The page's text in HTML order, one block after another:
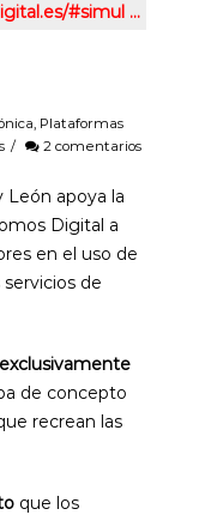
#simul …
, Plataformas
/ 2 comentarios
León apoya la
Digital a
en el uso de
de
exclusivamente
de concepto
recrean las
que los